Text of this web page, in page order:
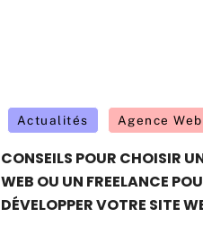
Actualités Agence
CONSEILS POUR CHOISIR
WEB OU UN FREELANCE
DÉVELOPPER VOTRE SITE